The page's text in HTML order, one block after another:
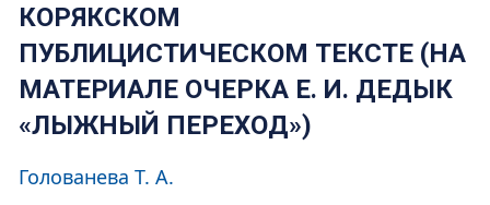
КОРЯКСКОМ
ПУБЛИЦИСТИЧЕСКОМ ТЕКСТЕ (НА
МАТЕРИАЛЕ ОЧЕРКА Е. И. ДЕДЫК
«ЛЫЖНЫЙ ПЕРЕХОД»)
Голованева Т. А.